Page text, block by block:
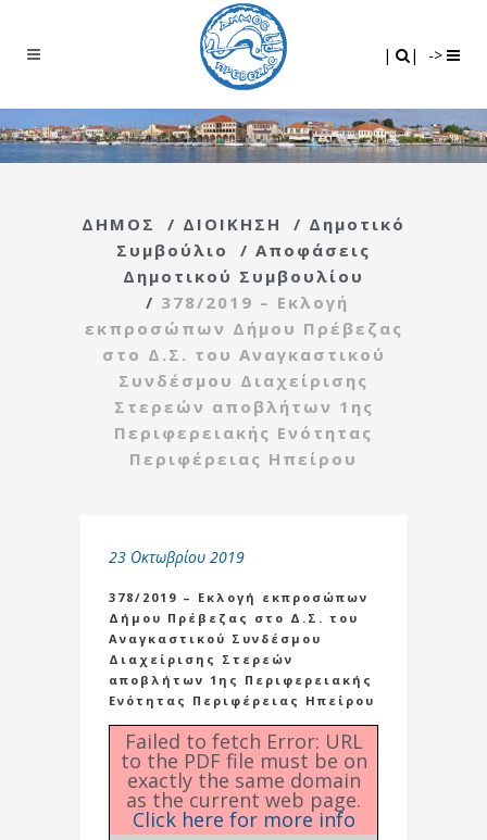
| | ->
ΔΗΜΟΣ / ΔΙΟΙΚΗΣΗ / Δημοτικό
Συμβούλιο
/ Αποφάσεις
Δημοτικού Συμβουλίου
/ 378/2019 – Εκλογή
εκπροσώπων Δήμου Πρέβεζας
στο Δ.Σ. του Αναγκαστικού
Συνδέσμου Διαχείρισης
Στερεών αποβλήτων 1ης
Περιφερειακής Ενότητας
Περιφέρειας Ηπείρου
23 Οκτωβρίου 2019
378/2019 – Εκλογή εκπροσώπων
Δήμου Πρέβεζας στο Δ.Σ. του
Αναγκαστικού Συνδέσμου
Διαχείρισης Στερεών
αποβλήτων 1ης Περιφερειακής
Ενότητας Περιφέρειας Ηπείρου
Failed to fetch Error: URL
to the PDF file must be on
exactly the same domain
as the current web page.
Click here for more info